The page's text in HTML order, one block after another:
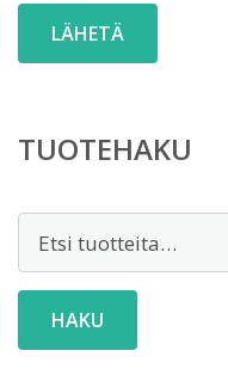
TUOTEHAKU
HAKU